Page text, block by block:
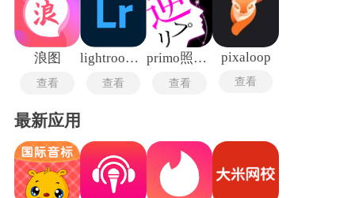
浪图
查看
lightroom手机安卓版
查看
primo照片还原
查看
pixaloop
查看
最新应用